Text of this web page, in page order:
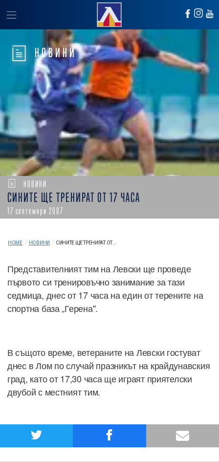
НОВИНИ
НОВИНИ
СИНИТЕ ЩЕ ТРЕНИРАТ ОТ 17 ЧАСА
17 септември 2007
HOME / НОВИНИ / СИНИТЕ ЩЕ ТРЕНИРАТ ОТ...
Представителният тим на Левски ще проведе
първото си тренировъчно занимание за тази
седмица, днес от 17 часа на един от терените на
спортна база „Герена".
В същото време, ветераните на Левски гостуват
днес в Лом по случай празникът на крайдунавския
град, като от 17,30 часа ще играят приятелски
двубой с местният тим.